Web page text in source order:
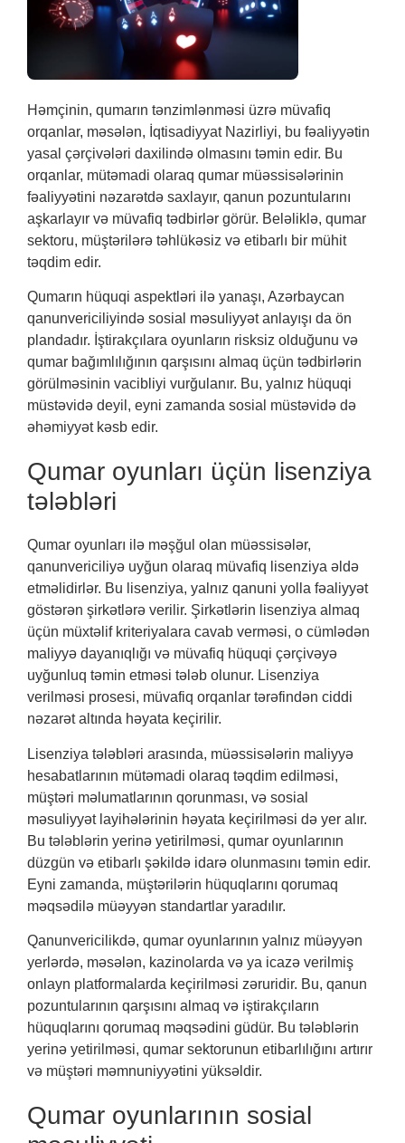
Həmçinin, qumarın tənzimlənməsi üzrə müvafiq
orqanlar, məsələn, İqtisadiyyat Nazirliyi, bu fəaliyyətin
yasal çərçivələri daxilində olmasını təmin edir. Bu
orqanlar, mütəmadi olaraq qumar müəssisələrinin
fəaliyyətini nəzarətdə saxlayır, qanun pozuntularını
aşkarlayır və müvafiq tədbirlər görür. Beləliklə, qumar
sektoru, müştərilərə təhlükəsiz və etibarlı bir mühit
təqdim edir.
Qumarın hüquqi aspektləri ilə yanaşı, Azərbaycan
qanunvericiliyində sosial məsuliyyət anlayışı da ön
plandadır. İştirakçılara oyunların risksiz olduğunu və
qumar bağımlılığının qarşısını almaq üçün tədbirlərin
görülməsinin vacibliyi vurğulanır. Bu, yalnız hüquqi
müstəvidə deyil, eyni zamanda sosial müstəvidə də
əhəmiyyət kəsb edir.
Qumar oyunları üçün lisenziya
tələbləri
Qumar oyunları ilə məşğul olan müəssisələr,
qanunvericiliyə uyğun olaraq müvafiq lisenziya əldə
etməlidirlər. Bu lisenziya, yalnız qanuni yolla fəaliyyət
göstərən şirkətlərə verilir. Şirkətlərin lisenziya almaq
üçün müxtəlif kriteriyalara cavab verməsi, o cümlədən
maliyyə dayanıqlığı və müvafiq hüquqi çərçivəyə
uyğunluq təmin etməsi tələb olunur. Lisenziya
verilməsi prosesi, müvafiq orqanlar tərəfindən ciddi
nəzarət altında həyata keçirilir.
Lisenziya tələbləri arasında, müəssisələrin maliyyə
hesabatlarının mütəmadi olaraq təqdim edilməsi,
müştəri məlumatlarının qorunması, və sosial
məsuliyyət layihələrinin həyata keçirilməsi də yer alır.
Bu tələblərin yerinə yetirilməsi, qumar oyunlarının
düzgün və etibarlı şəkildə idarə olunmasını təmin edir.
Eyni zamanda, müştərilərin hüquqlarını qorumaq
məqsədilə müəyyən standartlar yaradılır.
Qanunvericilikdə, qumar oyunlarının yalnız müəyyən
yerlərdə, məsələn, kazinolarda və ya icazə verilmiş
onlayn platformalarda keçirilməsi zəruridir. Bu, qanun
pozuntularının qarşısını almaq və iştirakçıların
hüquqlarını qorumaq məqsədini güdür. Bu tələblərin
yerinə yetirilməsi, qumar sektorunun etibarlılığını artırır
və müştəri məmnuniyyətini yüksəldir.
Qumar oyunlarının sosial